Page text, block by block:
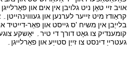
אויב זיי טאָן ניט גלויבן אין אים און
קראַודז מיט זייער לערנען און
בלייַבן אין משיח 'ס גייסט און פאַר-
קומענדיק צו גאָט דורך די טיר۔ יאָשקע
געטרייַ דינסט צו זייַן סטייַע און פאַרלייגן۔